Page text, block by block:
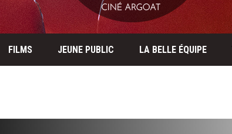
FILMS JEUNE PUBLIC LA BELLE ÉQUIPE